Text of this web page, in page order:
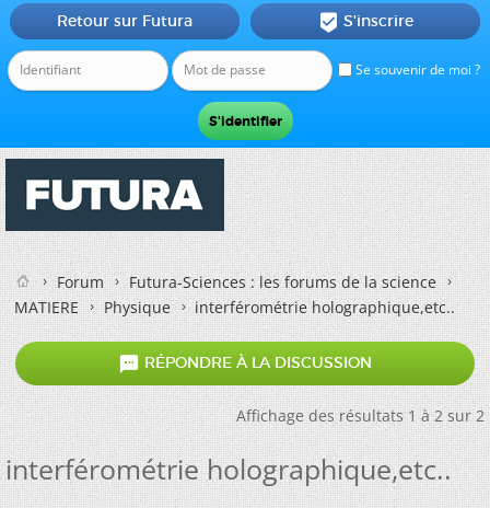
Se souvenir de moi ?
Retour sur Futura  S'inscrire
Forum
Futura-Sciences : les forums de la science
MATIERE
Physique interférométrie holographique,etc..
 RÉPONDRE À LA DISCUSSION
Affichage des résultats 1 à 2 sur 2
interférométrie holographique,etc..